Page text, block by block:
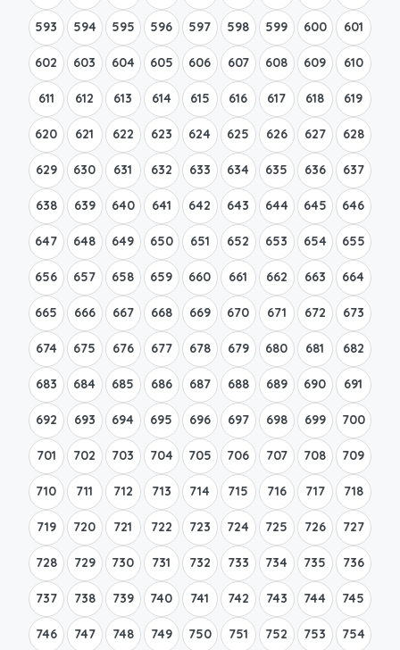
593 594 595 596 597 598 599 600 601
602 603 604 605 606 607 608 609 610
611 612 613 614 615 616 617 618 619
620 621 622 623 624 625 626 627 628
629 630 631 632 633 634 635 636 637
638 639 640 641 642 643 644 645 646
647 648 649 650 651 652 653 654 655
656 657 658 659 660 661 662 663 664
665 666 667 668 669 670 671 672 673
674 675 676 677 678 679 680 681 682
683 684 685 686 687 688 689 690 691
692 693 694 695 696 697 698 699 700
701 702 703 704 705 706 707 708 709
710 711 712 713 714 715 716 717 718
719 720 721 722 723 724 725 726 727
728 729 730 731 732 733 734 735 736
737 738 739 740 741 742 743 744 745
746 747 748 749 750 751 752 753 754